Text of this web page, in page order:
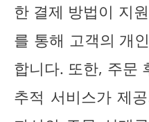
한 결제 방법이 지
를 통해 고객의 개
합니다. 또한, 주문
추적 서비스가 제